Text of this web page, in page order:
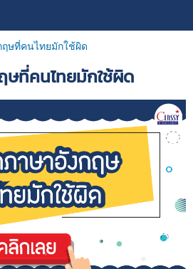
ษที่คนไทยมักใช้ผิด
ษที่คนไทยมักใช้ผิด